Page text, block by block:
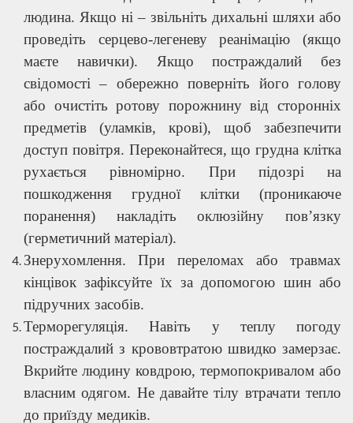
людина. Якщо ні – звільніть дихальні шляхи або
проведіть серцево-легеневу реанімацію (якщо
маєте навички). Якщо постраждалий без
свідомості – обережно поверніть його голову
або очистіть ротову порожнину від сторонніх
предметів (уламків, крові), щоб забезпечити
доступ повітря. Переконайтеся, що грудна клітка
рухається рівномірно. При підозрі на
пошкодження грудної клітки (проникаюче
поранення) накладіть оклюзійну пов’язку
(герметичний матеріал).
Знерухомлення. При переломах або травмах
кінцівок зафіксуйте їх за допомогою шин або
підручних засобів.
Терморегуляція. Навіть у теплу погоду
постраждалий з крововтратою швидко замерзає.
Вкрийте людину ковдрою, термопокривалом або
власним одягом. Не давайте тілу втрачати тепло
до приїзду медиків.